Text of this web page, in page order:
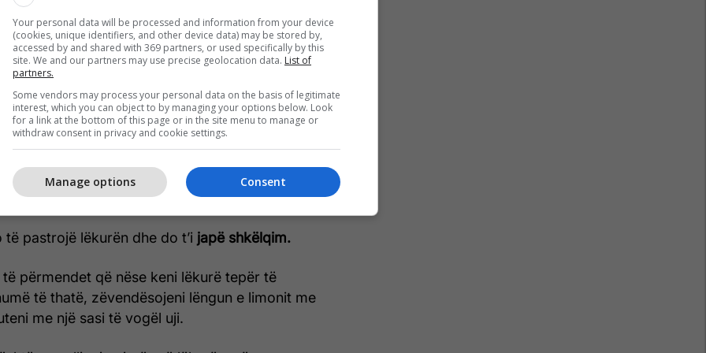
këta dy përbërës dhe ta vendosni këtë
e përfshira nga njollat.
derisa përzierja të thahet tërësisht. Lajeni me
nuk rekomandohet t’ia ekspozoni lëkurën rrezeve
dy herë në javëderisa të shikoni rezultatet.
pastrojë lëkurën dhe do t’i japë shkëlqim.
përmendet që nëse keni lëkurë tepër të
të thatë, zëvendësojeni lëngun e limonit me
me një sasi të vogël uji.
Your personal data will be processed and information from your device
(cookies, unique identifiers, and other device data) may be stored by,
accessed by and shared with 369 partners, or used specifically by this
site. We and our partners may use precise geolocation data. List of
partners.
Some vendors may process your personal data on the basis of legitimate
interest, which you can object to by managing your options below. Look
for a link at the bottom of this page or in the site menu to manage or
withdraw consent in privacy and cookie settings.
Consent
Manage options